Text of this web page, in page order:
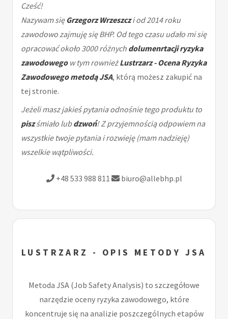
Cześć!
Nazywam sięGrzegorz Wrzeszczi od 2014 roku
zawodowo zajmuję się BHP. Od tego czasu udało mi się
opracować około 3000 różnych dolumenrtacji ryzyka
zawodowegow tym rownieżLustrzarz - Ocena Ryzyka
Zawodowego metodą JSA, którą możesz zakupić na
tej stronie.
Jeżeli masz jakieś pytania odnośnie tego produktu to
piszśmiało lubdzwoń! Z przyjemnością odpowiem na
wszystkie twoje pytania i rozwieję (mam nadzieję)
wszelkie wątpliwości.
+48 533 988 811 biuro@allebhp.pl
LUSTRZARZ - OPIS METODY JSA
Metoda JSA (Job Safety Analysis) to szczegółowe
narzędzie oceny ryzyka zawodowego, które
koncentruje się na analizie poszczególnych etapów